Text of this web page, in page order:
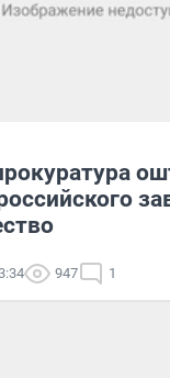
947 1